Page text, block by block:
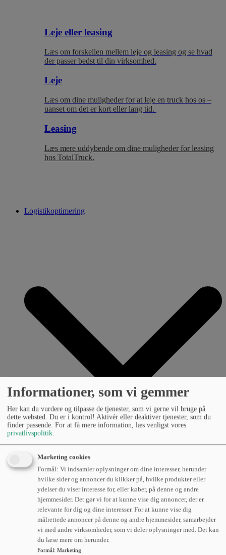
Leje eller leasing
Læs om forskellen mellem leje og leasing og se hvad
der passer bedst til din virksomhed.
Leje
Læs om dine muligheder for at leje en truck hos os –
uanset om det er kort eller lang tid.
Leasing
Læs mere uddybende om dine muligheder for leasing
hos TotalTruck.
Logistikoptimering
Lageroptimering
Læs om hvordan vores erfarne specialister kan hjælpe
dig med at optimere dit lager.
Reolløsninger
Læs om hvordan vi kan hjælpe dig med at få mest ud af
dit lager.
Informationer, som vi gemmer
Her kan du vurdere og tilpasse de tjenester, som vi gerne vil bruge på
dette websted. Du er i kontrol! Aktivér eller deaktiver tjenester, som du
finder passende. For at få mere information, læs venligst vores
privatlivspolitik.
Marketing cookies
Formål: Vi indsamler oplysninger om dine interesser, herunder
hvilke sider og annoncer du klikker på, hvilke produkter eller
ydelser du viser interesse for, eller køber, på denne og andre
hjemmesider. Det gør vi for at kunne vise dig annoncer, der er
relevante for dig og dine interesser. For at kunne vise dig
målrettede annoncer på denne og andre hjemmesider, samarbejder
vi med andre virksomheder, som vi deler oplysninger med. Det kan
du læse mere om herunder.
Formål: Marketing